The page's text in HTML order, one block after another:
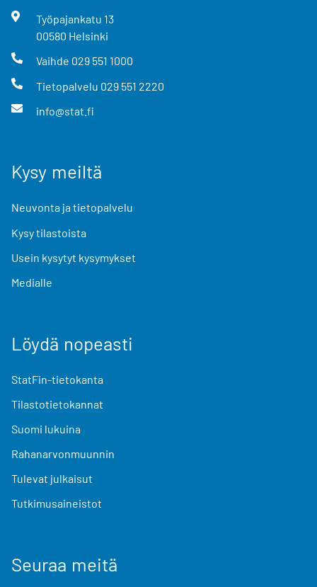
Työpajankatu 13
00580 Helsinki
Vaihde 029 551 1000
Tietopalvelu 029 551 2220
info@stat.fi
Kysy meiltä
Neuvonta ja tietopalvelu
Kysy tilastoista
Usein kysytyt kysymykset
Medialle
Löydä nopeasti
StatFin-tietokanta
Tilastotietokannat
Suomi lukuina
Rahanarvonmuunnin
Tulevat julkaisut
Tutkimusaineistot
Seuraa meitä